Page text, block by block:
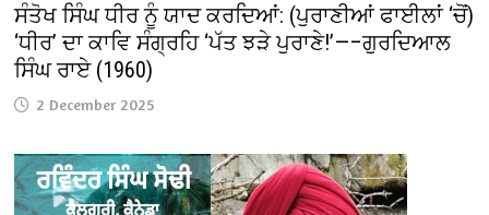
ਸੰਤੋਖ ਸਿੰਘ ਧੀਰ ਨੂੰ ਯਾਦ ਕਰਦਿਆਂ: (ਪੁਰਾਣੀਆਂ ਫਾਈਲਾਂ ‘ਚੋਂ)
‘ਧੀਰ’ ਦਾ ਕਾਵਿ ਸੰਗ੍ਰਹਿ ‘ਪੱਤ ਝੜੇ ਪੁਰਾਣੇ!’—–ਗੁਰਦਿਆਲ
ਸਿੰਘ ਰਾਏ (1960)
2 December 2025